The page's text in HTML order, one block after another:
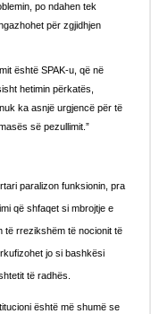
po ndahen tek
për zgjidhjen
është SPAK-u, që në
hetimin përkatës,
ka asnjë urgjencë për të
së pezullimit.”
paralizon funksionin, pra
që shfaqet si mbrojtje e
të rrezikshëm të nocionit të
jo si bashkësi
të radhës.
është më shumë se